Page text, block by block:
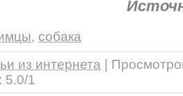
, собака
из интернета
: 5.0/1